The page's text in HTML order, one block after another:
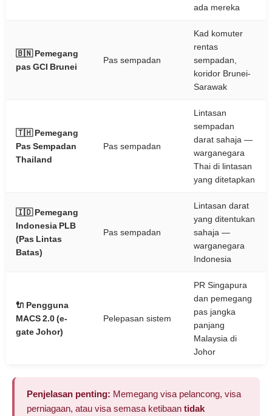
ada mereka
🇧🇳 Pemegang
pas GCI Brunei
Pas sempadan
Kad komuter
rentas
sempadan,
koridor Brunei-
Sarawak
🇹🇭 Pemegang
Pas Sempadan
Thailand
Pas sempadan
Lintasan
sempadan
darat sahaja —
warganegara
Thai di lintasan
yang ditetapkan
🇮🇩 Pemegang
Indonesia PLB
(Pas Lintas
Batas)
Pas sempadan
Lintasan darat
yang ditentukan
sahaja —
warganegara
Indonesia
🔌 Pengguna
MACS 2.0 (e-
gate Johor)
Pelepasan sistem
PR Singapura
dan pemegang
pas jangka
panjang
Malaysia di
Johor
Penjelasan penting: Memegang visa pelancong, visa
perniagaan, atau visa semasa ketibaan tidak